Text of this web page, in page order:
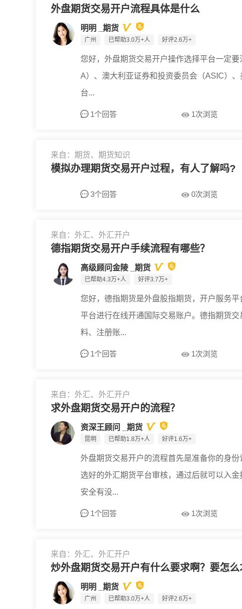
外盘期货交易开户流程具体是什么
明明 _期货
广州 已帮助3.0万+人 好评2.6万+
您好，外盘期货交易开户操作选择平台一定
A）、澳大利亚证券和投资委员会（ASIC）
台...
1个回答 1次浏览
来自：期货、期货知识
模拟办理期货交易开户过程，有人了解吗?
3个回答 0次浏览
来自：外汇、外汇开户
德指期货交易开户手续流程有哪些？
高级顾问金陵 _期货
已帮助4.3万+人 好评3.7万+
您好，德指期货是外盘股指期货，开户服务
平台进行在线开通国际交易账户。德指期货
料、注册账...
1个回答 1次浏览
来自：外汇、外汇开户
求外盘期货交易开户的流程？
资深王顾问 _期货
昆明 已帮助1.8万+人 好评1.6万+
外盘期货交易开户的流程首先是准备你的身
选好的外汇期货平台审核，通过后就可以入
安全有没...
1个回答 1次浏览
来自：外汇、外汇开户
炒外盘期货交易开户有什么要求啊？要怎么
明明 _期货
广州 已帮助3.0万+人 好评2.6万+